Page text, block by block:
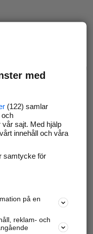
med
(122) samlar
och
vår sajt. Med hjälp
innehåll och våra
samtycke för
på en
reklam- och